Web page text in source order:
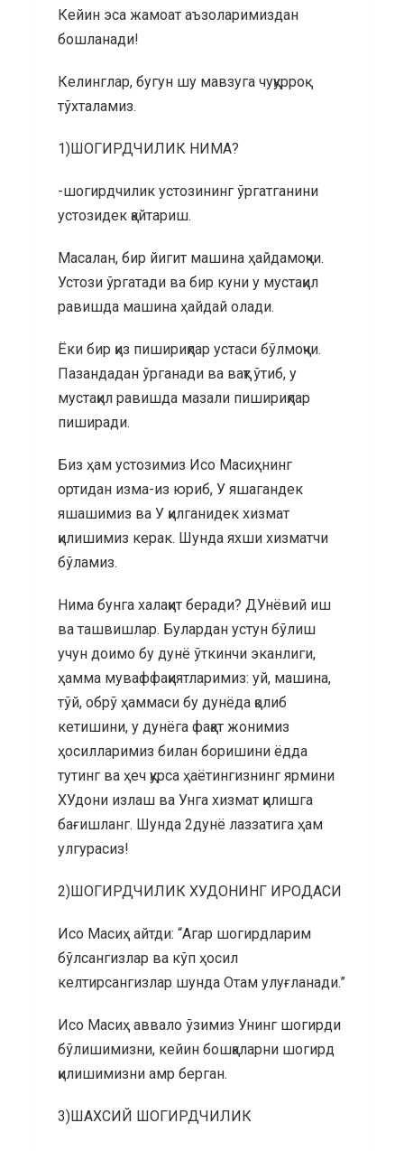
Кейин эса жамоат аъзоларимиздан
бошланади!
Келинглар, бугун шу мавзуга чуқурроқ
тўхталамиз.
1)ШОГИРДЧИЛИК НИМА?
-шогирдчилик устозининг ўргатганини
устозидек қайтариш.
Масалан, бир йигит машина ҳайдамоқчи.
Устози ўргатади ва бир куни у мустақил
равишда машина ҳайдай олади.
Ёки бир қиз пишириқлар устаси бўлмоқчи.
Пазандадан ўрганади ва вақт ўтиб, у
мустақил равишда мазали пишириқлар
пиширади.
Биз ҳам устозимиз Исо Масиҳнинг
ортидан изма-из юриб, У яшагандек
яшашимиз ва У қилганидек хизмат
қилишимиз керак. Шунда яхши хизматчи
бўламиз.
Нима бунга халақит беради? ДУнёвий иш
ва ташвишлар. Булардан устун бўлиш
учун доимо бу дунё ўткинчи эканлиги,
ҳамма муваффақиятларимиз: уй, машина,
тўй, обрў ҳаммаси бу дунёда қолиб
кетишини, у дунёга фақат жонимиз
ҳосилларимиз билан боришини ёдда
тутинг ва ҳеч қурса ҳаётингизнинг ярмини
ХУдони излаш ва Унга хизмат қилишга
бағишланг. Шунда 2дунё лаззатига ҳам
улгурасиз!
2)ШОГИРДЧИЛИК ХУДОНИНГ ИРОДАСИ
Исо Масиҳ айтди: “Агар шогирдларим
бўлсангизлар ва кўп ҳосил
келтирсангизлар шунда Отам улуғланади.”
Исо Масиҳ аввало ўзимиз Унинг шогирди
бўлишимизни, кейин бошқаларни шогирд
қилишимизни амр берган.
3)ШАХСИЙ ШОГИРДЧИЛИК